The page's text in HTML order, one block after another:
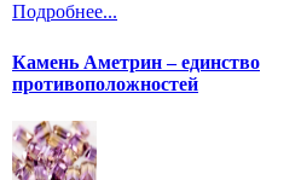
Подробнее...
Камень Аметрин – единство
противоположностей